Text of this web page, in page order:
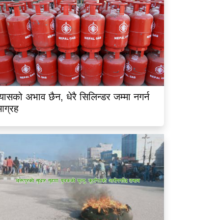
अभाव छैन, धेरै सिलिन्डर जम्मा नगर्न